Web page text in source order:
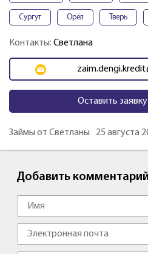
Сургут Орёл Тверь
Контакты: Светлана
Оставить
Займы от Светланы 25 августа
Добавить комментарий